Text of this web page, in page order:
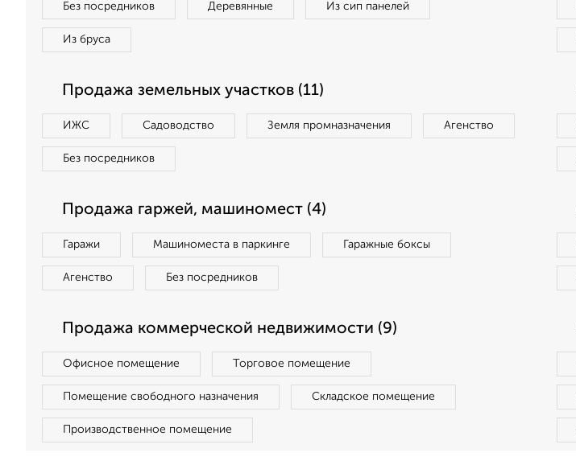
Без посредников Деревянные Из сип панелей
Из бруса
Продажа земельных участков (11)
ИЖС Садоводство Земля промназначения Агенство
Без посредников
Продажа гаржей, машиномест (4)
Гаражи Машиноместа в паркинге Гаражные боксы
Агенство Без посредников
Продажа коммерческой недвижимости (9)
Офисное помещение Торговое помещение
Помещение свободного назначения Складское помещение
Производственное помещение